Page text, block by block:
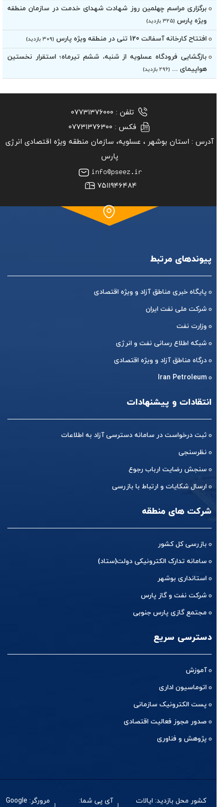
برگزاری مراسم چهلمین روز شهادت شهدای خدمت در سازمان منطقه
ویژه پارس (۳۲۵ بازدید)
افتتاح کارخانه آسفالت 120 تنی در منطقه ویژه پارس (۳۰۹ بازدید)
بازگشایی فرودگاه عسلویه از شنبه، ششم تیرماه؛ استقرار نخستین
هواپیمای ...
تلفن : ۰۷۷۳۱۳۷۶۰۰۰
فکس : ۰۷۷۳۱۳۷۶۳۰۰
آدرس : استان بوشهر ‏، عسلویه، سازمان منطقه ویژه اقتصادی انرژی
پارس
۷۵۱۱۹۴۶۴۸۴
پیوندهای مرتبط
پایگاه خبری مناطق آزاد و ویژه اقتصادی
شرکت ملی نفت ایران
وزارت نفت
شبکه اطلاع رسانی نفت و انرژی
درگاه مناطق آزاد و ویژه اقتصادی
Iran Petroleum
انتقادات و پیشنهادات
ثبت درخواست در سامانه دسترسی آزاد به اطلاعات
نظرسنجی
سنجش رضایت ارباب رجوع
ارسال شکایات و ارتباط با بازرسی
شرکت های منطقه
بازرسی کل کشور
سامانه تدارک الکترونیکی دولت(ستاد)
استانداری بوشهر
شرکت نفت و گاز پارس
مجتمع گازی پارس جنوبی
دسترسی سریع
آموزش
اتوماسیون اداری
پست الکترونیک سازمانی
صدور مجوز فعالیت اقتصادی
پژوهش و فناوری
کشور محل بازدید: ایالات
آی پی شما:
مرورگر: Google